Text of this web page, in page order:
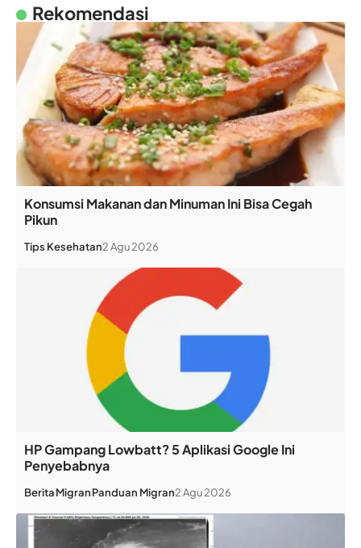
Rekomendasi
Konsumsi Makanan dan Minuman Ini Bisa Cegah
Pikun
Tips Kesehatan2 Agu 2026
HP Gampang Lowbatt? 5 Aplikasi Google Ini
Penyebabnya
BeritaMigranPanduan Migran2 Agu 2026